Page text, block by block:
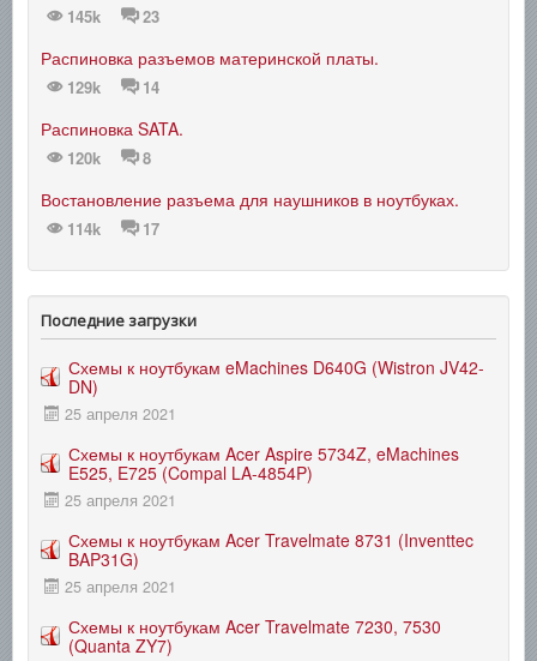
145k 23
Распиновка разъемов материнской платы.
129k 14
Распиновка SATA.
120k 8
Востановление разъема для наушников в ноутбуках.
114k 17
Последние загрузки
Схемы к ноутбукам eMachines D640G (Wistron JV42-
DN)
25 апреля 2021
Схемы к ноутбукам Acer Aspire 5734Z, eMachines
E525, E725 (Compal LA-4854P)
25 апреля 2021
Схемы к ноутбукам Acer Travelmate 8731 (Inventtec
BAP31G)
25 апреля 2021
Схемы к ноутбукам Acer Travelmate 7230, 7530
(Quanta ZY7)